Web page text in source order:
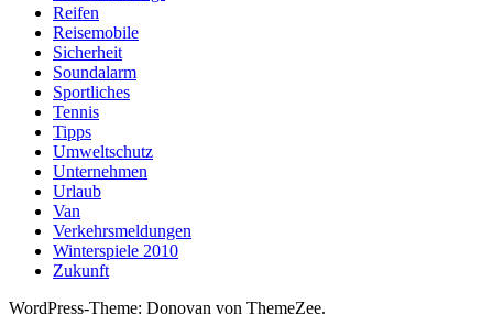
Reifen
Reisemobile
Sicherheit
Soundalarm
Sportliches
Tennis
Tipps
Umweltschutz
Unternehmen
Urlaub
Van
Verkehrsmeldungen
Winterspiele 2010
Zukunft
WordPress-Theme: Donovan von ThemeZee.